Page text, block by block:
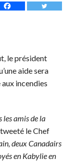
le président
aide sera
incendies
les amis de la
tweeté le Chef
deux Canadairs
en Kabylie en